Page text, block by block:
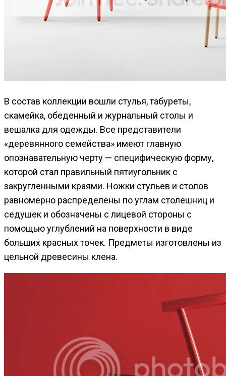
В состав коллекции вошли стулья, табуреты,
скамейка, обеденный и журнальный столы и
вешалка для одежды. Все представители
«деревянного семейства» имеют главную
опознавательную черту — специфическую форму,
которой стал правильный пятиугольник с
закругленными краями. Ножки стульев и столов
равномерно распределены по углам столешниц и
седушек и обозначены с лицевой стороны с
помощью углублений на поверхности в виде
больших красных точек. Предметы изготовлены из
цельной древесины клена.